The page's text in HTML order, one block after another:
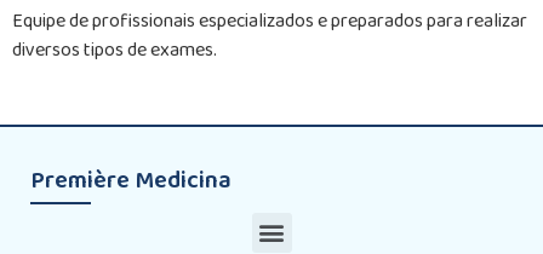
Equipe de profissionais especializados e preparados para realizar
diversos tipos de exames.
Première Medicina